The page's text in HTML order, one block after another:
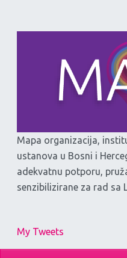
Mapa organizacija,
ustanova u Bosni i
adekvatnu potporu,
senzibilizirane za rad sa
My Tweets